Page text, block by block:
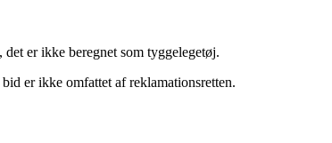
er ikke beregnet som tyggelegetøj.
er ikke omfattet af reklamationsretten.